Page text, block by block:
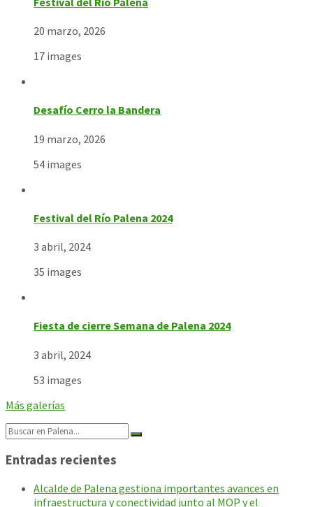
20 marzo, 2026
17 images
Desafío Cerro la Bandera
19 marzo, 2026
54 images
Festival del Río Palena 2024
3 abril, 2024
35 images
Fiesta de cierre Semana de Palena 2024
3 abril, 2024
53 images
Más galerías
Search:
Entradas recientes
Alcalde de Palena gestiona importantes avances en
infraestructura y conectividad junto al MOP y el